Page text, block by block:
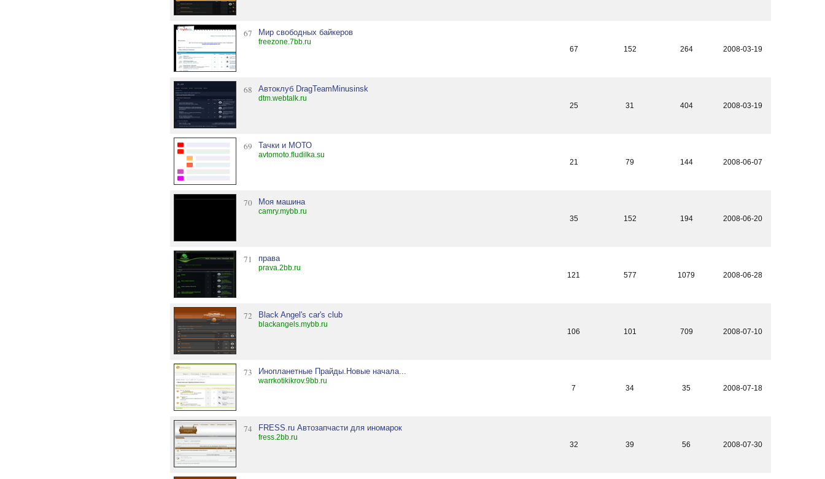
67 Мир свободных байкеров
freezone.7bb.ru
67
152 264 2008-03-19
68 Автоклуб DragTeamMinusinsk
dtm.webtalk.ru
25
31 404 2008-03-19
69 Тачки и МОТО
avtomoto.fludilka.su
21
79 144 2008-06-07
70 Моя машина
camry.mybb.ru
35
152 194 2008-06-20
71 права
prava.2bb.ru
121
577 1079 2008-06-28
72 Black Angel's car's club
blackangels.mybb.ru
106
101 709 2008-07-10
73 Инопланетные Прайды.Новые начала...
warrkotikikrov.9bb.ru
7
34 35 2008-07-18
74 FRESS.ru Автозапчасти для иномарок
fress.2bb.ru
32
39 56 2008-07-30